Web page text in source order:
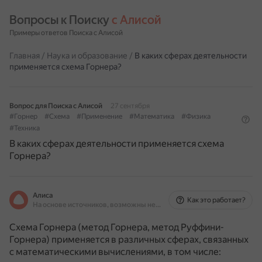
Вопросы к Поиску с Алисой
Примеры ответов Поиска с Алисой
Главная / Наука и образование / В каких сферах деятельности
применяется схема Горнера?
Вопрос для Поиска с Алисой
27 сентября
#Горнер
#Схема #Применение #Математика
#Физика
#Техника
В каких сферах деятельности применяется схема
Горнера?
Алиса
На основе источников, возможны неточности
Как это работает?
Схема Горнера (метод Горнера, метод Руффини-
Горнера) применяется в различных сферах, связанных
с математическими вычислениями, в том числе: